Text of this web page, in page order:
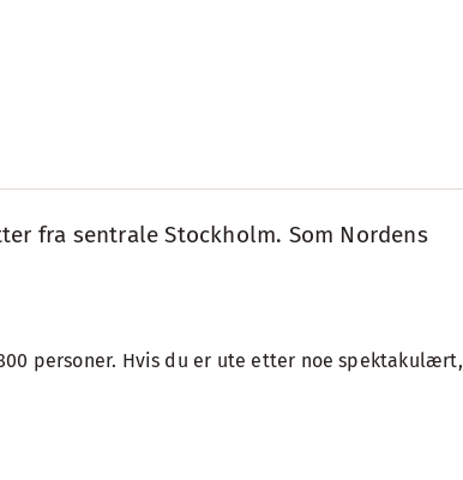
fra sentrale Stockholm. Som Nordens
personer. Hvis du er ute etter noe spektakulært,